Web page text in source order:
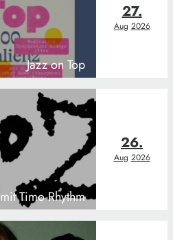
Jazz on Top
27.
Aug 2026
Timo Rhythm
26.
Aug 2026